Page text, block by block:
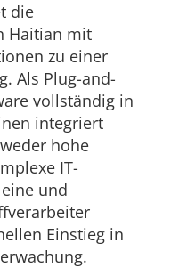
die
Haitian mit
zu einer
Als Plug-and-
vollständig in
integriert
hohe
IT-
und
Einstieg in